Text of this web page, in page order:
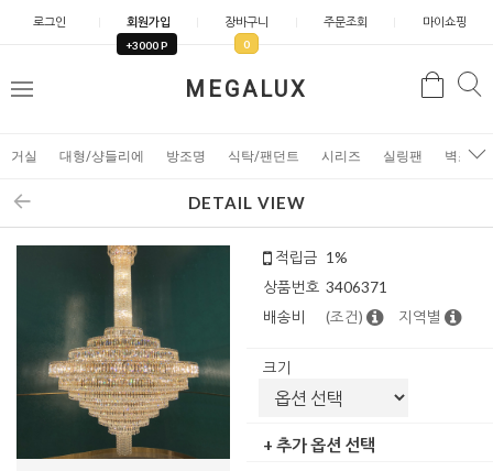
로그인 회원가입
+3000 P
장바구니
0
주문조회 마이쇼핑
MEGALUX
메
검
거실 대형/샹들리에 방조명 식탁/팬던트 시리즈 실링팬 벽조명
DETAIL VIEW
적립금 1%
상품번호 3406371
배송비
(조건) 지역별
크기
+ 추가 옵션 선택